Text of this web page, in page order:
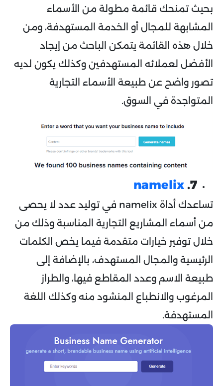
بحيث تمنحك قائمة مطولة من الأسماء
المشابهة للمجال أو الخدمة المستهدفة، ومن
خلال هذه القائمة يتمكن الباحث من إيجاد
الأفضل لعملائه المستهدفين وكذلك يكون لديه
تصور واضح عن طبيعة الأسماء التجارية
المتواجدة في السوق.
7.
namelix
تساعدك أداة namelix في توليد عدد لا يحصى
من أسماء المشاريع التجارية المناسبة وذلك من
خلال توفير خيارات متقدمة فيما يخص الكلمات
الرئيسية والمجال المستهدف، بالإضافة إلى
طبيعة الاسم وعدد المقاطع فيها، والطراز
المرغوب والانطباع المنشود منه وكذلك اللغة
المستهدفة.